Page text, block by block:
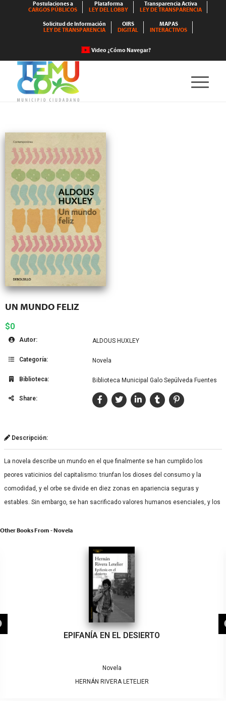
Postulaciones a
CARGOS PÚBLICOS
Plataforma
LEY DEL LOBBY
Transparencia Activa
LEY DE TRANSPARENCIA
Solicitud de Información
LEY DE TRANSPARENCIA
OIRS
DIGITAL
MAPAS
INTERACTIVOS
Video ¿Cómo Navegar?
UN MUNDO FELIZ
$0
Autor: ALDOUS HUXLEY
Categoría: Novela
Biblioteca: Biblioteca Municipal Galo Sepúlveda Fuentes
Share:
Descripción:
La novela describe un mundo en el que finalmente se han cumplido los
peores vaticinios del capitalismo: triunfan los dioses del consumo y la
comodidad, y el orbe se divide en diez zonas en apariencia seguras y
estables. Sin embargo, se han sacrificado valores humanos esenciales, y los
Other Books From - Novela
EPIFANÍA EN EL DESIERTO
Novela
HERNÁN RIVERA LETELIER